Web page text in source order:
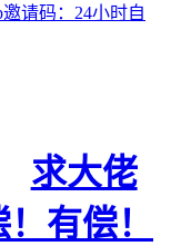
邀请码：24小时自
求大佬
有偿！